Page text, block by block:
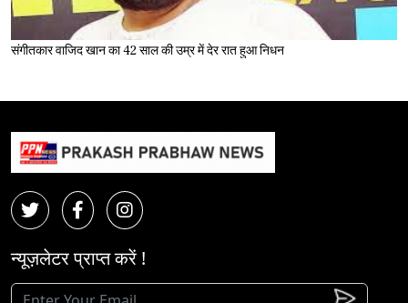
संगीतकार वाजिद खान का 42 साल की उम्र में देर रात हुआ निधन
न्यूज़लेटर प्राप्त करें !